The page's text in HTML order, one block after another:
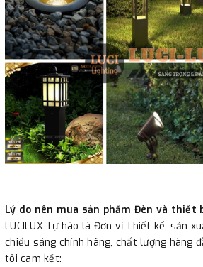
Lý do nên mua sản phẩm Đèn và thiết
LUCILUX Tự hào là Đơn vị Thiết kế, sản
chiếu sáng chính hãng, chất lượng hàng
tôi cam kết: